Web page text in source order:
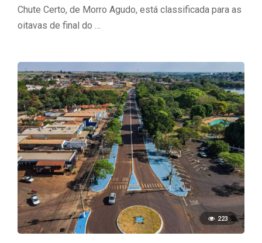
Chute Certo, de Morro Agudo, está classificada para as
oitavas de final do …
223